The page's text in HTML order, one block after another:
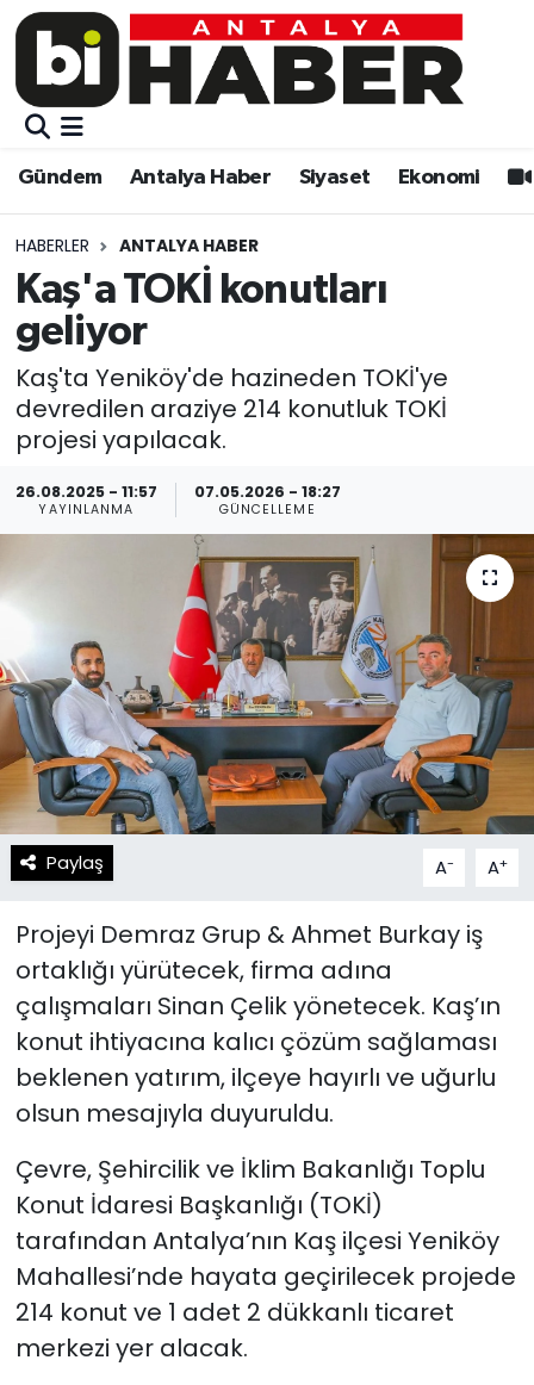
Gündem Antalya Haber Siyaset Ekonomi
HABERLER ANTALYA HABER
Kaş'a TOKİ konutları
geliyor
Kaş'ta Yeniköy'de hazineden TOKİ'ye
devredilen araziye 214 konutluk TOKİ
projesi yapılacak.
26.08.2025 - 11:57
YAYINLANMA
07.05.2026 - 18:27
GÜNCELLEME
Paylaş A- A+
Projeyi Demraz Grup & Ahmet Burkay iş
ortaklığı yürütecek, firma adına
çalışmaları Sinan Çelik yönetecek. Kaş’ın
konut ihtiyacına kalıcı çözüm sağlaması
beklenen yatırım, ilçeye hayırlı ve uğurlu
olsun mesajıyla duyuruldu.
Çevre, Şehircilik ve İklim Bakanlığı Toplu
Konut İdaresi Başkanlığı (TOKİ)
tarafından Antalya’nın Kaş ilçesi Yeniköy
Mahallesi’nde hayata geçirilecek projede
214 konut ve 1 adet 2 dükkanlı ticaret
merkezi yer alacak.
Gündem
Siyaset
Ekonomi
Video
Eğitim
Kültür-sanat
Sağlık
Teknoloji
Resmi İlanlar
Gündem
Siyaset
Eğitim
Ekonomi
Kültür-sanat
Sağlık
Spor
Yaşam
Künye
Gizlilik Sözleşmesi
İletişim
Muratpaşa Nöbetçi Eczaneler
Muratpaşa Trafik Yoğunluk Haritası
Süper Lig Puan Durumu ve Fikstür
Tüm Manşetler
Son Dakika Haberleri
Haber Arşivi